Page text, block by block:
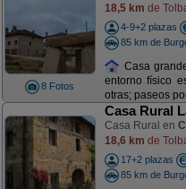
8 Fotos
18,5 km de
4-9+2 plazas
85 km de
Casa
entorno físico
otras; paseos
Casa Rural
Casa Rural en
18,6 km de
17+2 plazas
85 km de